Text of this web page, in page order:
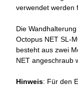
verwendet werden
Die
Octopus NET SL-
besteht aus zwei
NET angeschraub
Hinweis: Für den